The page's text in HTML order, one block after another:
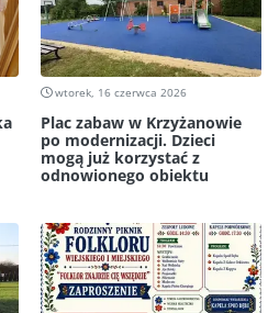
wtorek, 16 czerwca 2026
Plac zabaw w Krzyżanowie
po modernizacji. Dzieci
mogą już korzystać z
odnowionego obiektu